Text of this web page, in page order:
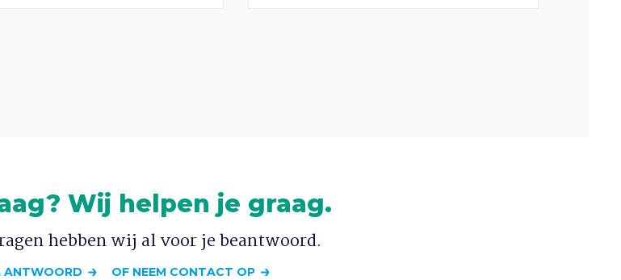
Wij helpen je graag.
hebben wij al voor je beantwoord.
ANTWOORD OF NEEM CONTACT OP